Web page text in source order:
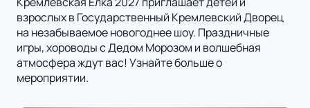
взрослых в Государственный Кремлевский Дворец
на незабываемое новогоднее шоу. Праздничные
игры, хороводы с Дедом Морозом и волшебная
атмосфера ждут вас! Узнайте больше о
мероприятии.